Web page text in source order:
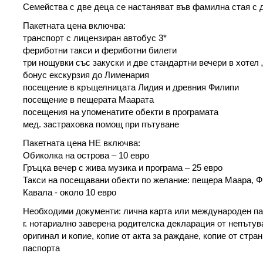
Семейства с две деца се настаняват във фамилна стая с
Пакетната цена включва:
транспорт с лицензиран автобус 3*
фериботни такси и фериботни билети
три нощувки със закуски и две стандартни вечери в
бонус екскурзия до Лименария
посещение в кръщелницата Лидия и древния Филипи
посещение в пещерата Маарата
посещения на упоменатите обекти в програмата
мед. застраховка помощ при пътуване
Пакетната цена НЕ включва:
Обиколка на острова – 10 евро
Гръцка вечер с жива музика и програма – 25 евро
Такси на посещавани обекти по желание: пещера Маара,
Кавала - около 10 евро
Необходими документи: лична карта или международен
г. нотариално заверена родителска декларация от
оригинал и копие, копие от акта за раждане, копие от
паспорта